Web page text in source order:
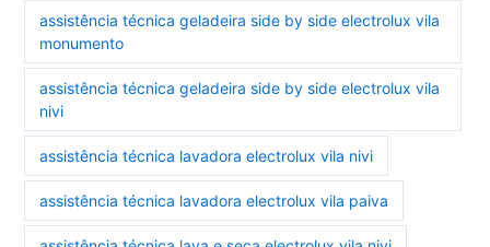
assistência técnica geladeira side by side electrolux vila
monumento
assistência técnica geladeira side by side electrolux vila
nivi
assistência técnica lavadora electrolux vila nivi
assistência técnica lavadora electrolux vila paiva